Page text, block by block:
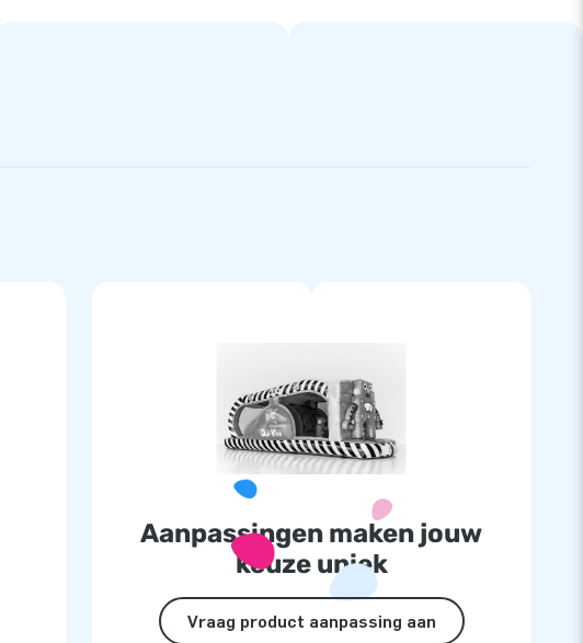
Aanpassingen maken jouw
keuze uniek
Vraag product aanpassing aan